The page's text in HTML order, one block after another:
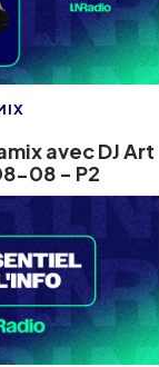
avec DJ Art
08 - P2